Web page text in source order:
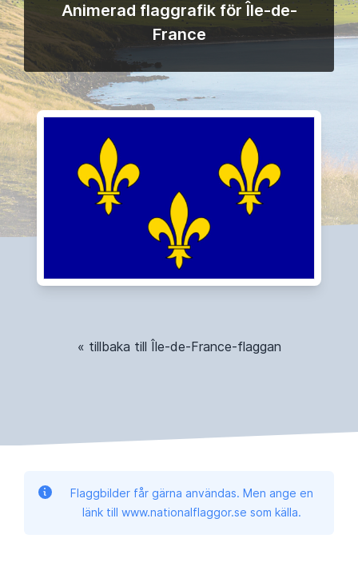
Animerad flaggrafik för Île-de-
France
« tillbaka till Île-de-France-flaggan
Flaggbilder får gärna användas. Men ange en
länk till www.nationalflaggor.se som källa.